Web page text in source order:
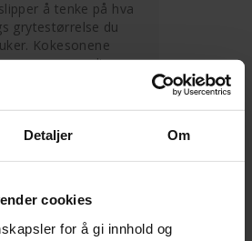
Detaljer Om
cookies
for å gi innhold og
å tenke på hva
grytestørrelse du
Kokesonene
seg nemlig
flere funksjoner